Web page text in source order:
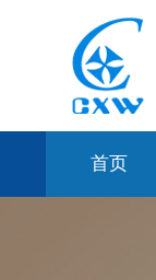
首页